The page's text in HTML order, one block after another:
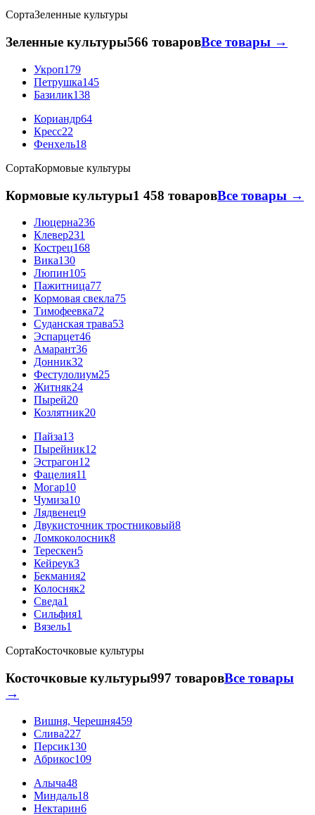
СортаЗеленные культуры
Зеленные культуры566 товаровВсе товары →
Укроп179
Петрушка145
Базилик138
Кориандр64
Кресс22
Фенхель18
СортаКормовые культуры
Кормовые культуры1 458 товаровВсе товары →
Люцерна236
Клевер231
Кострец168
Вика130
Люпин105
Пажитница77
Кормовая свекла75
Тимофеевка72
Суданская трава53
Эспарцет46
Амарант36
Донник32
Фестулолиум25
Житняк24
Пырей20
Козлятник20
Пайза13
Пырейник12
Эстрагон12
Фацелия11
Могар10
Чумиза10
Лядвенец9
Двукисточник тростниковый8
Ломкоколосник8
Терескен5
Кейреук3
Бекмания2
Колосняк2
Сведа1
Сильфия1
Вязель1
СортаКосточковые культуры
Косточковые культуры997 товаровВсе товары
→
Вишня, Черешня459
Слива227
Персик130
Абрикос109
Алыча48
Миндаль18
Нектарин6